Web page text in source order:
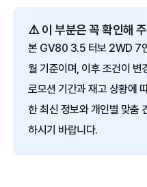
⚠️ 이 부분은 꼭 확인해
본 GV80 3.5 터보 2WD 7
월 기준이며, 이후 조건이 변
로모션 기간과 재고 상황에
한 최신 정보와 개인별 맞춤
하시기 바랍니다.